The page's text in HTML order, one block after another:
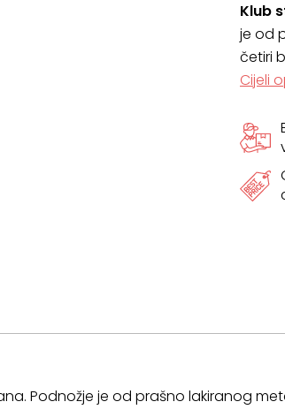
Klub
je od
četiri
Cijeli
Podnožje je od prašno lakiranog